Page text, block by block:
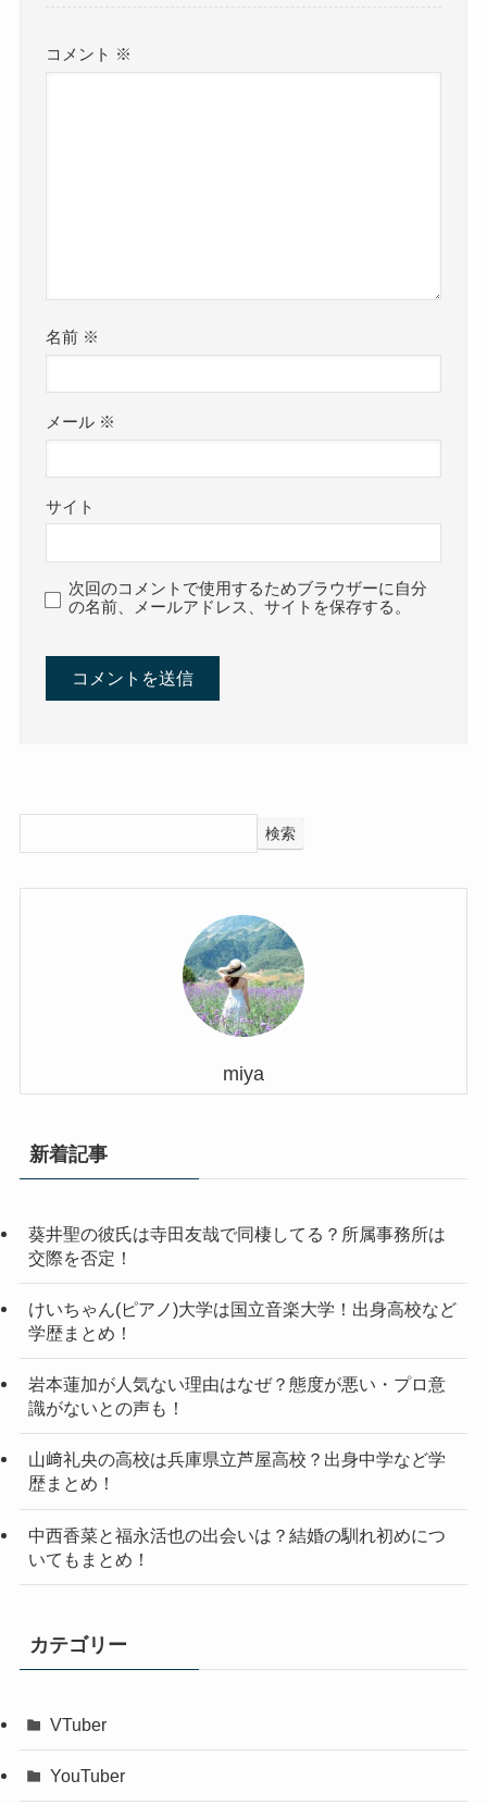
コメント ※
名前 ※
メール ※
サイト
次回のコメントで使用するためブラウザーに自分
の名前、メールアドレス、サイトを保存する。
検索
miya
新着記事
葵井聖の彼氏は寺田友哉で同棲してる？所属事務所は
交際を否定！
けいちゃん(ピアノ)大学は国立音楽大学！出身高校など
学歴まとめ！
岩本蓮加が人気ない理由はなぜ？態度が悪い・プロ意
識がないとの声も！
山﨑礼央の高校は兵庫県立芦屋高校？出身中学など学
歴まとめ！
中西香菜と福永活也の出会いは？結婚の馴れ初めにつ
いてもまとめ！
カテゴリー
VTuber
YouTuber